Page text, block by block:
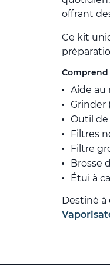
offrant
Ce kit
Comprend
Aide au
Grinder
Outil de
Filtres
Filtre
Brosse
Étui à
Destiné à